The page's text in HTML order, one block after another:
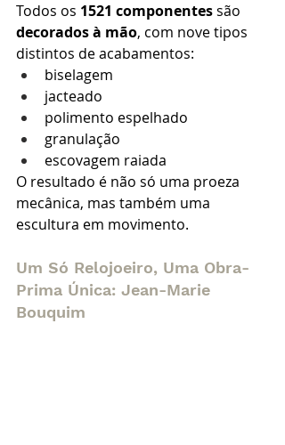
Todos os 1521 componentes são
decorados à mão, com nove tipos
distintos de acabamentos:
biselagem
jacteado
polimento espelhado
granulação
escovagem raiada
O resultado é não só uma proeza
mecânica, mas também uma
escultura em movimento.
Um Só Relojoeiro, Uma Obra-
Prima Única: Jean-Marie
Bouquim